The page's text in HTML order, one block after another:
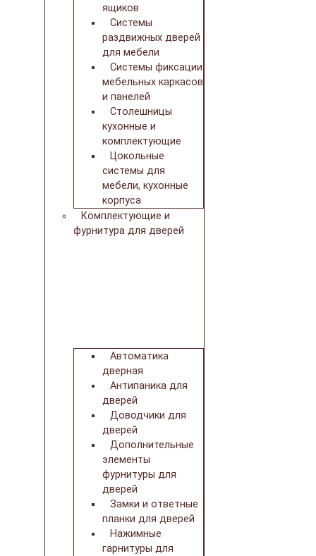
ящиков
Системы
раздвижных дверей
для мебели
Системы фиксации
мебельных каркасов
и панелей
Столешницы
кухонные и
комплектующие
Цокольные
системы для
мебели, кухонные
корпуса
Комплектующие и
фурнитура для дверей
Автоматика
дверная
Антипаника для
дверей
Доводчики для
дверей
Дополнительные
элементы
фурнитуры для
дверей
Замки и ответные
планки для дверей
Нажимные
гарнитуры для